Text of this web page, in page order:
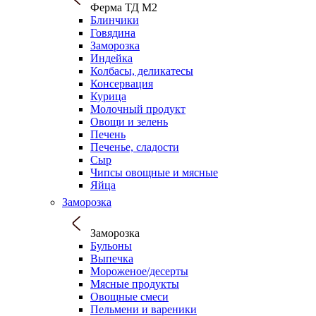
Ферма ТД М2
Блинчики
Говядина
Заморозка
Индейка
Колбасы, деликатесы
Консервация
Курица
Молочный продукт
Овощи и зелень
Печень
Печенье, сладости
Сыр
Чипсы овощные и мясные
Яйца
Заморозка
Заморозка
Бульоны
Выпечка
Мороженое/десерты
Мясные продукты
Овощные смеси
Пельмени и вареники